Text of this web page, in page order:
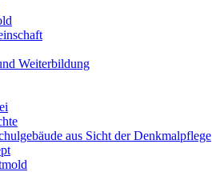
Weiterbildung
aus Sicht der Denkmalpflege